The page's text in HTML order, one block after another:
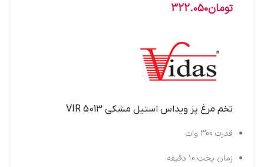
تومان322.050
تخم مرغ پز ويداس استيل مشکي VIR 5013
قدرت 300 وات
زمان پخت 10 دقیقه